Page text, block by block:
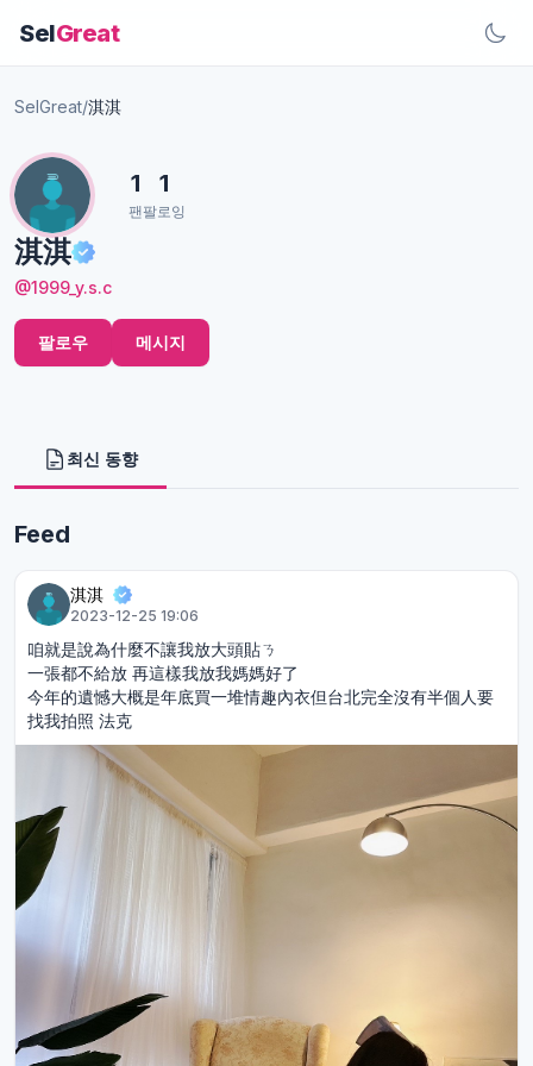
SelGreat
SelGreat/淇淇
淇淇
@1999_y.s.c
1
팬
1
팔로잉
팔로우 메시지
최신 동향
Feed
淇淇
2023-12-25 19:06
咱就是說為什麼不讓我放大頭貼ㄋ
一張都不給放 再這樣我放我媽媽好了
今年的遺憾大概是年底買一堆情趣內衣但台北完全沒有半個人要
找我拍照 法克